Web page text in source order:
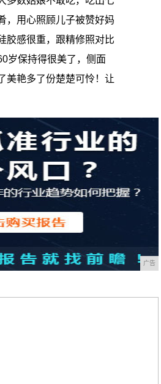
，用心照顾儿子被赞好妈
胶感很重，跟精修照对比
岁保持得很美了，侧面
美艳多了份楚楚可怜！让
广告